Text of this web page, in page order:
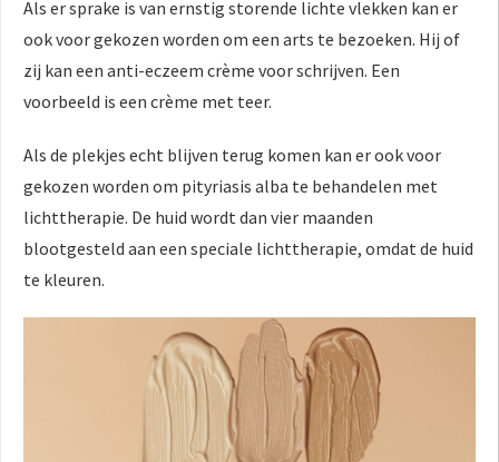
Als er sprake is van ernstig storende lichte vlekken kan er
ook voor gekozen worden om een arts te bezoeken. Hij of
zij kan een anti-eczeem crème voor schrijven. Een
voorbeeld is een crème met teer.
Als de plekjes echt blijven terug komen kan er ook voor
gekozen worden om pityriasis alba te behandelen met
lichttherapie. De huid wordt dan vier maanden
blootgesteld aan een speciale lichttherapie, omdat de huid
te kleuren.